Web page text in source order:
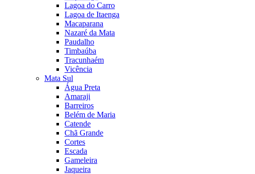
Lagoa do Carro
Lagoa de Itaenga
Macaparana
Nazaré da Mata
Paudalho
Timbaúba
Tracunhaém
Vicência
Mata Sul
Água Preta
Amaraji
Barreiros
Belém de Maria
Catende
Chã Grande
Cortes
Escada
Gameleira
Jaqueira